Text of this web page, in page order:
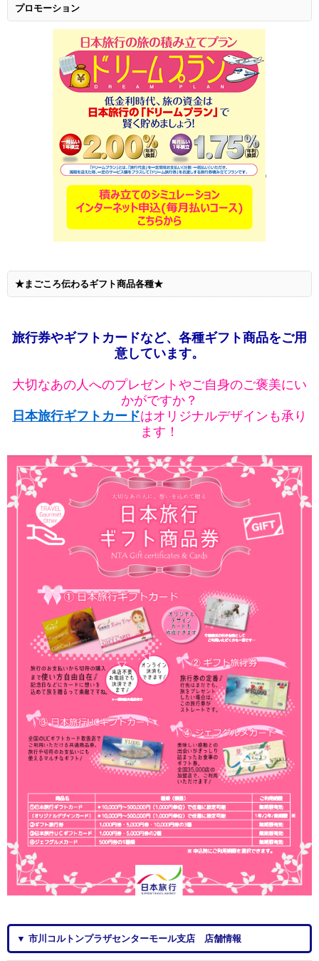
プロモーション
★まごころ伝わるギフト商品各種★
旅行券やギフトカードなど、各種ギフト商品をご用
意しています。
大切なあの人へのプレゼントやご自身のご褒美にい
かがですか？
日本旅行ギフトカードはオリジナルデザインも承り
ます！
▼ 市川コルトンプラザセンターモール支店 店舗情報